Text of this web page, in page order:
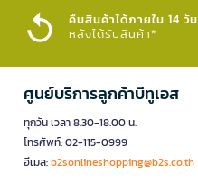
คืนสินค้าได้ภายใน 14 วัน
หลังได้รับสินค้า*
ศูนย์บริการลูกค้าบีทูเอส
ทุกวัน เวลา 8.30-18.00 น.
โทรศัพท์: 02-115-0999
อีเมล:b2sonlineshopping@b2s.co.th